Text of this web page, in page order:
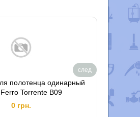
полотенца одинарный
Torrente B09
0 грн.
след